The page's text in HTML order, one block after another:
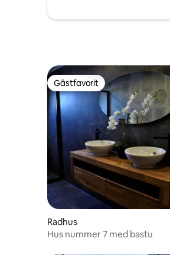
Gästfavorit
Gästfavorit
Radhus
Hus nummer 7 med bastu